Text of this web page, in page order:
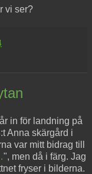
vi ser?
in för landning på
Anna skärgård i
var mitt bidrag till
", men då i färg. Jag
fryser i bilderna.